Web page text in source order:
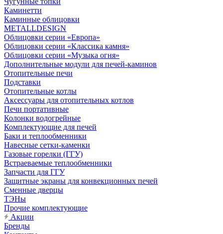
Каминетти
Каминные облицовки
METALLDESIGN
Облицовки серии «Европа»
Облицовки серии «Классика камня»
Облицовки серии «Музыка огня»
Дополнительные модули для печей-каминов
Отопительные печи
Подставки
Отопительные котлы
Аксессуары для отопительных котлов
Печи портативные
Колонки водогрейные
Комплектующие для печей
Баки и теплообменники
Навесные сетки-каменки
Газовые горелки (ГГУ)
Встраеваемые теплообменники
Запчасти для ГГУ
Защитные экраны для конвекционных печей
Сменные дверцы
ТЭНы
Прочие комплектующие
Акции
Бренды